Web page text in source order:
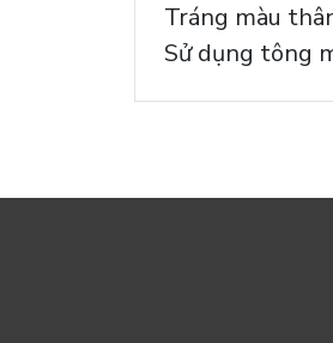
Tráng màu
Sử dụng tông